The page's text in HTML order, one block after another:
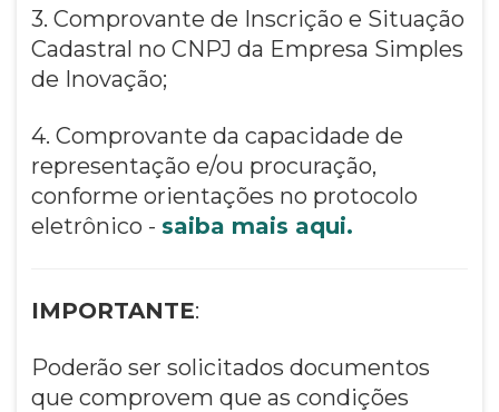
3. Comprovante de Inscrição e Situação
Cadastral no CNPJ da Empresa Simples
de Inovação;
4. Comprovante da capacidade de
representação e/ou procuração,
conforme orientações no protocolo
eletrônico - saiba mais aqui.
IMPORTANTE:
Poderão ser solicitados documentos
que comprovem que as condições